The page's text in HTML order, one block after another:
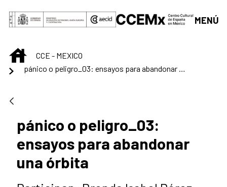
Saltar al contenido principal
MENÚ
INICIOCCE - MEXICO
pánico o peligro_03: ensayos para abandonar una órbita
pánico o peligro_03:
ensayos para abandonar
una órbita